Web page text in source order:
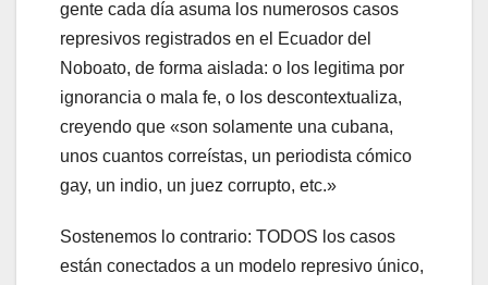
gente cada día asuma los numerosos casos
represivos registrados en el Ecuador del
Noboato, de forma aislada: o los legitima por
ignorancia o mala fe, o los descontextualiza,
creyendo que «son solamente una cubana,
unos cuantos correístas, un periodista cómico
gay, un indio, un juez corrupto, etc.»
Sostenemos lo contrario: TODOS los casos
están conectados a un modelo represivo único,